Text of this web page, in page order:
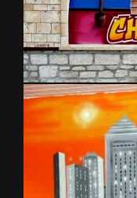
JHochet